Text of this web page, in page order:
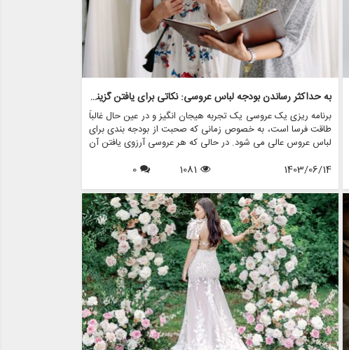
به حداکثر رساندن بودجه لباس عروسی: نکاتی برای یافتن گزینه های مقرون به صرفه
برنامه ریزی یک عروسی یک تجربه هیجان انگیز و در عین حال غالباً
طاقت فرسا است، به خصوص زمانی که صحبت از بودجه بندی برای
لباس عروس عالی می شود. در حالی که هر عروسی آرزوی یافتن آن
عروسی می تواند با قیمت گزافی همراه باشد. با این حال، با برنامه
زیبا و مقرون به صرفه را بدون از دست دادن سبک یا کیفیت بیابید.
در این مقاله، نکات مختلفی را برای به حداکثر رساندن بودجه لباس
عروس بررسی خواهیم کرد، از جمله اینکه چگونه فروشگاه هایی
مانند مزون چرخچی می توانند به شما در رسیدن به دیدگاه عروسی
تان کمک کنند، بدون اینکه پولی از دست بدهید.
1403/06/14
1081
0